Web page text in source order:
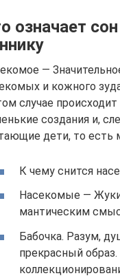
означает
—
и кожного
случае
создания и,
дети, то есть
К чему снится
Насекомые —
мантическим
Бабочка. Разум,
прекрасный